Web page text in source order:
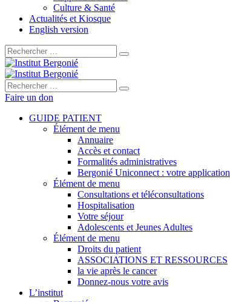
Culture & Santé
Actualités et Kiosque
English version
Rechercher :
Rechercher :
Faire un don
GUIDE PATIENT
Élément de menu
Annuaire
Accès et contact
Formalités administratives
Bergonié Uniconnect : votre application
Élément de menu
Consultations et téléconsultations
Hospitalisation
Votre séjour
Adolescents et Jeunes Adultes
Élément de menu
Droits du patient
ASSOCIATIONS ET RESSOURCES
la vie après le cancer
Donnez-nous votre avis
L’institut